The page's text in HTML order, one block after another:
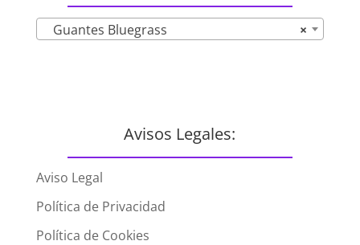
×
Guantes Bluegrass
Avisos Legales:
Aviso Legal
Política de Privacidad
Política de Cookies